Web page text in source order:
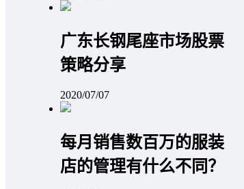
广东长钢尾座市场股票
策略分享
2020/07/07
每月销售数百万的服装
店的管理有什么不同？